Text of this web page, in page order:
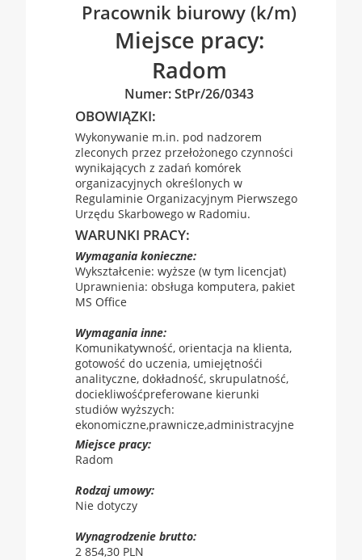
Pracownik biurowy (k/m)
Miejsce pracy:
Radom
Numer: StPr/26/0343
OBOWIĄZKI:
Wykonywanie m.in. pod nadzorem
zleconych przez przełożonego czynności
wynikających z zadań komórek
organizacyjnych określonych w
Regulaminie Organizacyjnym Pierwszego
Urzędu Skarbowego w Radomiu.
WARUNKI PRACY:
Wymagania konieczne:
Wykształcenie: wyższe (w tym licencjat)
Uprawnienia: obsługa komputera, pakiet
MS Office
Wymagania inne:
Komunikatywność, orientacja na klienta,
gotowość do uczenia, umiejętnośći
analityczne, dokładność, skrupulatność,
dociekliwośćpreferowane kierunki
studiów wyższych:
ekonomiczne,prawnicze,administracyjne
Miejsce pracy:
Radom
Rodzaj umowy:
Nie dotyczy
Wynagrodzenie brutto:
2 854,30 PLN